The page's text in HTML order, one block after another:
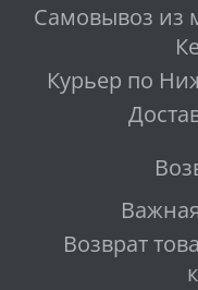
Самовывоз из
Курьер по
Возврат